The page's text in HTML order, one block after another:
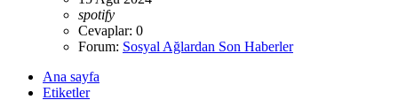
spotify
Cevaplar: 0
Forum: Sosyal Ağlardan Son Haberler
Ana sayfa
Etiketler